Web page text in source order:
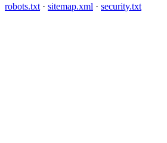
robots.txt · sitemap.xml · security.txt